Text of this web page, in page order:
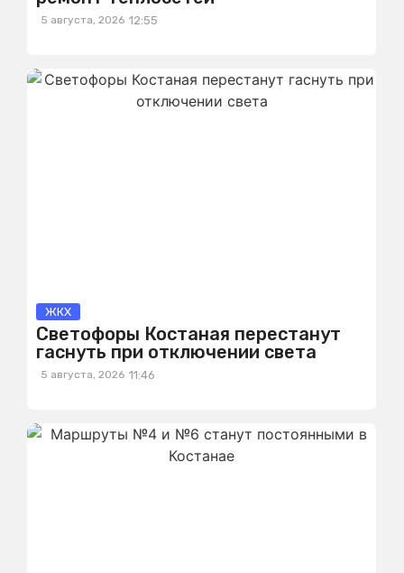
5 августа, 2026 12:55
ЖКХ
Светофоры Костаная перестанут
гаснуть при отключении света
5 августа, 2026 11:46